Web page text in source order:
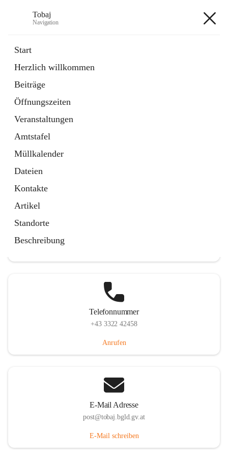
Tobaj
Navigation
Start
Herzlich willkommen
Beiträge
Öffnungszeiten
Veranstaltungen
Amtstafel
Müllkalender
Dateien
Kontakte
Artikel
Standorte
Beschreibung
Externe Webseite
in
Tab
Formulare
2 Schnellzugriffe
Telefonnummer
+43 3322 42458
Anrufen
E-Mail Adresse
post@tobaj.bgld.gv.at
E-Mail schreiben